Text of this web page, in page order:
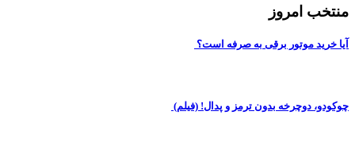
منتخب امروز
آیا خرید موتور برقی به صرفه است؟
چوکودو، دوچرخه بدون ترمز و پدال! (فیلم)